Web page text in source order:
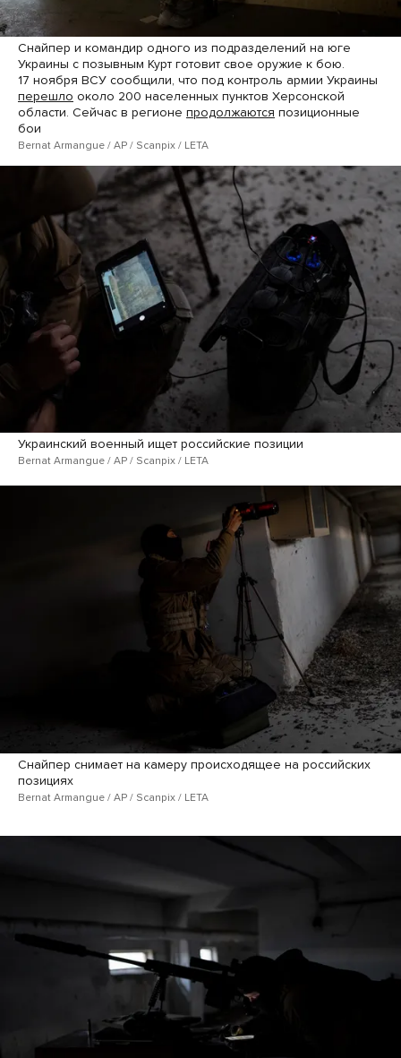
Снайпер и командир одного из подразделений на юге
Украины с позывным Курт готовит свое оружие к бою.
17 ноября ВСУ сообщили, что под контроль армии Украины
перешло около 200 населенных пунктов Херсонской
области. Сейчас в регионе продолжаются позиционные
бои
Bernat Armangue / AP / Scanpix / LETA
Украинский военный ищет российские позиции
Bernat Armangue / AP / Scanpix / LETA
Снайпер снимает на камеру происходящее на российских
позициях
Bernat Armangue / AP / Scanpix / LETA